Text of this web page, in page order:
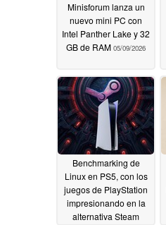
Minisforum lanza un
nuevo mini PC con
Intel Panther Lake y 32
GB de RAM 05/09/2026
Benchmarking de
Linux en PS5, con los
juegos de PlayStation
impresionando en la
alternativa Steam